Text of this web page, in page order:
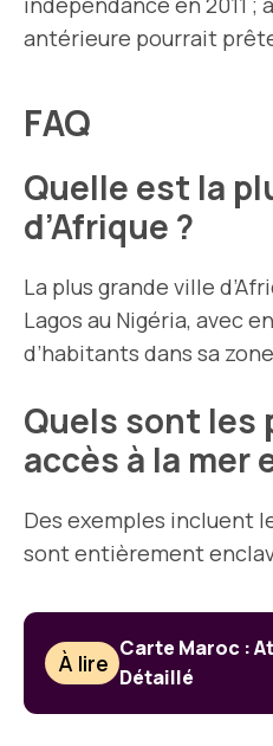
antérieure pourrait
FAQ
Quelle est la
d’Afrique ?
La plus grande ville
Lagos au Nigéria, avec
d’habitants dans sa
Quels sont les
accès à la mer
Des exemples incluent
sont entièrement
À lire
Carte Maroc :
Détaillé